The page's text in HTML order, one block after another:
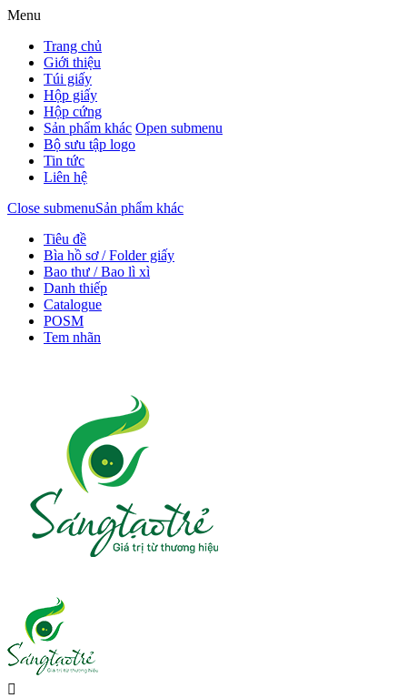
Menu
Trang chủ
Giới thiệu
Túi giấy
Hộp giấy
Hộp cứng
Sản phẩm khác Open submenu
Bộ sưu tập logo
Tin tức
Liên hệ
Close submenuSản phẩm khác
Tiêu đề
Bìa hồ sơ / Folder giấy
Bao thư / Bao lì xì
Danh thiếp
Catalogue
POSM
Tem nhãn